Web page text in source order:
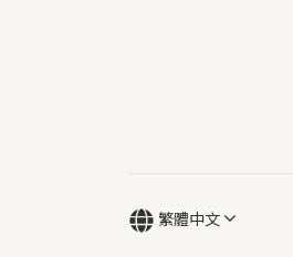
繁體中文